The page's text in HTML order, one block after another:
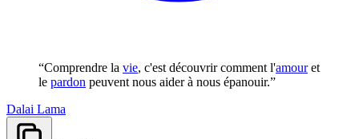
“Comprendre la vie, c'est découvrir comment l'amouret
le pardon peuvent nous aider à nous épanouir.”
Dalai Lama